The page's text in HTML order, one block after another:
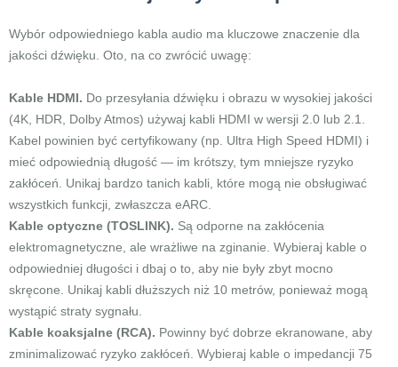
Wybór odpowiedniego kabla audio ma kluczowe znaczenie dla
jakości dźwięku. Oto, na co zwrócić uwagę:
Kable HDMI. Do przesyłania dźwięku i obrazu w wysokiej jakości
(4K, HDR, Dolby Atmos) używaj kabli HDMI w wersji 2.0 lub 2.1.
Kabel powinien być certyfikowany (np. Ultra High Speed HDMI) i
mieć odpowiednią długość — im krótszy, tym mniejsze ryzyko
zakłóceń. Unikaj bardzo tanich kabli, które mogą nie obsługiwać
wszystkich funkcji, zwłaszcza eARC.
Kable optyczne (TOSLINK). Są odporne na zakłócenia
elektromagnetyczne, ale wrażliwe na zginanie. Wybieraj kable o
odpowiedniej długości i dbaj o to, aby nie były zbyt mocno
skręcone. Unikaj kabli dłuższych niż 10 metrów, ponieważ mogą
wystąpić straty sygnału.
Kable koaksjalne (RCA). Powinny być dobrze ekranowane, aby
zminimalizować ryzyko zakłóceń. Wybieraj kable o impedancji 75